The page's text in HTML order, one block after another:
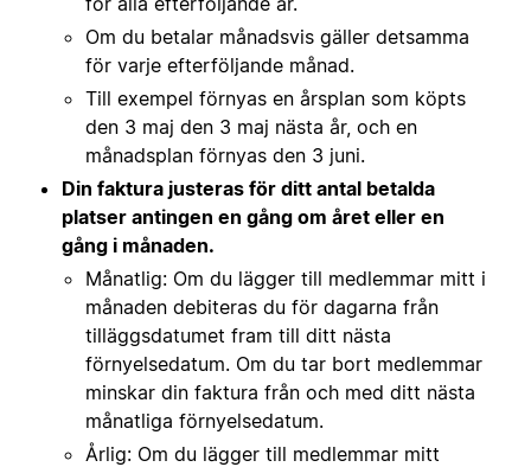
Om du betalar månadsvis gäller detsamma
för varje efterföljande månad.
Till exempel förnyas en årsplan som köpts
den 3 maj den 3 maj nästa år, och en
månadsplan förnyas den 3 juni.
Din faktura justeras för ditt antal betalda
platser antingen en gång om året eller en
gång i månaden.
Månatlig: Om du lägger till medlemmar mitt i
månaden debiteras du för dagarna från
tilläggsdatumet fram till ditt nästa
förnyelsedatum. Om du tar bort medlemmar
minskar din faktura från och med ditt nästa
månatliga förnyelsedatum.
Årlig: Om du lägger till medlemmar mitt